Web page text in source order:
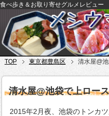
食べ歩き＆お取り寄せグルメレビュー
TOP 東京都豊島区 清水屋@
清水屋@池袋で上ロー
2015年2月夜、池袋のトンカ